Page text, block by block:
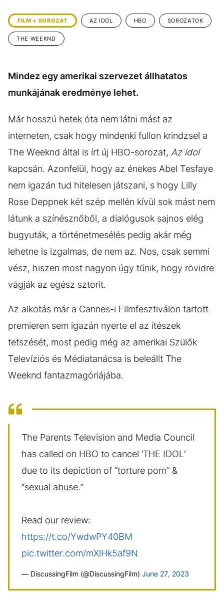
ÉLETMÓD DESIGN
BESZÉLGETÉSEK
FILM + SOROZAT AZ IDOL HBO SOROZATOK
THE WEEKND
Mindez egy amerikai szervezet állhatatos
munkájának eredménye lehet.
Már hosszú hetek óta nem látni mást az
interneten, csak hogy mindenki fullon krindzsel a
The Weeknd által is írt új HBO-sorozat, Az idol
kapcsán. Azonfelül, hogy az énekes Abel Tesfaye
nem igazán tud hitelesen játszani, s hogy Lilly
Rose Deppnek két szép mellén kívül sok mást nem
látunk a színésznőből, a dialógusok sajnos elég
bugyuták, a történetmesélés pedig akár még
lehetne is izgalmas, de nem az. Nos, csak semmi
vész, hiszen most nagyon úgy tűnik, hogy rövidre
vágják az egész sztorit.
Az alkotás már a Cannes-i Filmfesztiválon tartott
premieren sem igazán nyerte el az ítészek
tetszését, most pedig még az amerikai Szülők
Televíziós és Médiatanácsa is beleállt The
Weeknd fantazmagóriájába.
The Parents Television and Media Council
has called on HBO to cancel ‘THE IDOL’
due to its depiction of “torture porn” &
“sexual abuse.”
Read our review:
https://t.co/YwdwPY40BM
pic.twitter.com/mXlHk5af9N
— DiscussingFilm (@DiscussingFilm) June 27, 2023